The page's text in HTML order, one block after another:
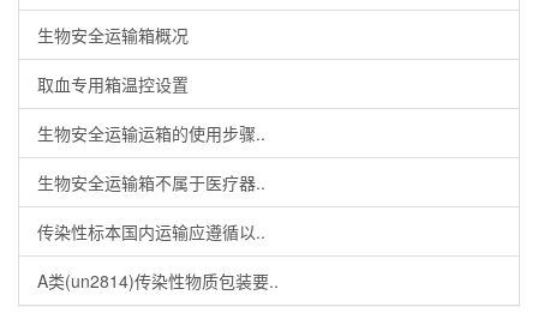
生物安全运输箱概况
取血专用箱温控设置
生物安全运输运箱的使用步骤..
生物安全运输箱不属于医疗器..
传染性标本国内运输应遵循以..
A类(un2814)传染性物质包装要..